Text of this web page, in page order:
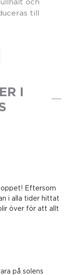
till
I
Eftersom
i alla tider hittat
över för att allt
på solens